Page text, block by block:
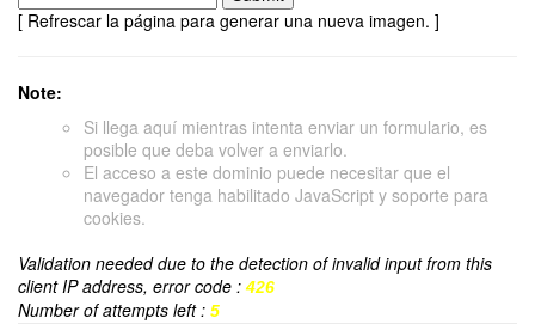
[ Refrescar la página para generar una nueva imagen. ]
Note:
Si llega aquí mientras intenta enviar un formulario, es
posible que deba volver a enviarlo.
El acceso a este dominio puede necesitar que el
navegador tenga habilitado JavaScript y soporte para
cookies.
Validation needed due to the detection of invalid input from this
client IP address, error code : 426
Number of attempts left : 5